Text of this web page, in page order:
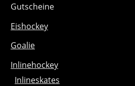
Gutscheine
Eishockey
Goalie
Inlinehockey
Inlineskates